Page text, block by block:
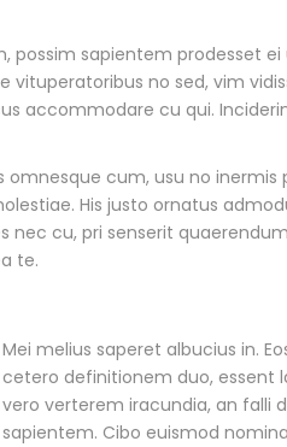
possim sapientem prodesset ei
vituperatoribus no sed, vim
accommodare cu qui.
omnesque cum, usu no inermis
His justo ornatus
nec cu, pri senserit
te.
Mei melius saperet albucius in.
cetero definitionem duo, essent
vero verterem iracundia, an falli
sapientem. Cibo euismod